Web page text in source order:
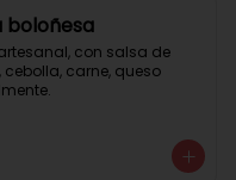
boloñesa
con salsa de
carne, queso